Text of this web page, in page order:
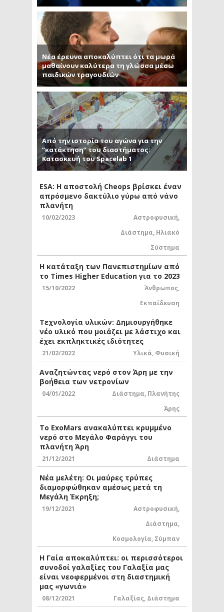
Νέα έρευνα αποκαλύπτει ότι τα μωρά
μαθαίνουν καλύτερα τη γλώσσα μέσω
παιδικών τραγουδιών
Από την ιστορία του αγώνα για την
“κατάκτηση” του διαστήματος:
Κατασκευή του Spacelab 1
ESA: Η αποστολή Cheops βρίσκει έναν
απρόσμενο δακτύλιο γύρω από νάνο
πλανήτη
10/02/2023 Αστροφυσική,
Διάστημα, Ηλιακό
Σύστημα
Η κατάταξη των Πανεπιστημίων από
το Times Higher Education για το 2023
15/10/2022 Άνθρωπος,
Εκπαίδευση
Τεχνολογία υλικών: Δημιουργήθηκε
νέο υλικό που μοιάζει με λάστιχο και
έχει εκπληκτικές ιδιότητες
21/02/2022 Υλικά, Φυσική
Αναζητώντας νερό στον Άρη με την
βοήθεια των νετρονίων
04/01/2022 Διάστημα, Πλανήτης
Άρης
Το ExoMars ανακαλύπτει κρυμμένο
νερό στο Μεγάλο Φαράγγι του
πλανήτη Άρη
21/12/2021 Διάστημα
Νέα μελέτη: Οι μαύρες τρύπες
διαμορφώθηκαν αμέσως μετά τη
Μεγάλη Έκρηξη;
19/12/2021 Αστροφυσική,
Διάστημα,
Κοσμολογία, Σύμπαν
Η Γαία αποκαλύπτει: οι περισσότεροι
συνοδοί γαλαξίες του Γαλαξία μας
είναι νεοφερμένοι στη διαστημική
μας «γωνιά»
08/12/2021 Γαλαξίας, Διάστημα